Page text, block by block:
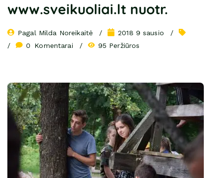
www.sveikuoliai.lt nuotr.
Pagal Milda Noreikaitė
2018 9 sausio
0
Komentarai 95 Peržiūros